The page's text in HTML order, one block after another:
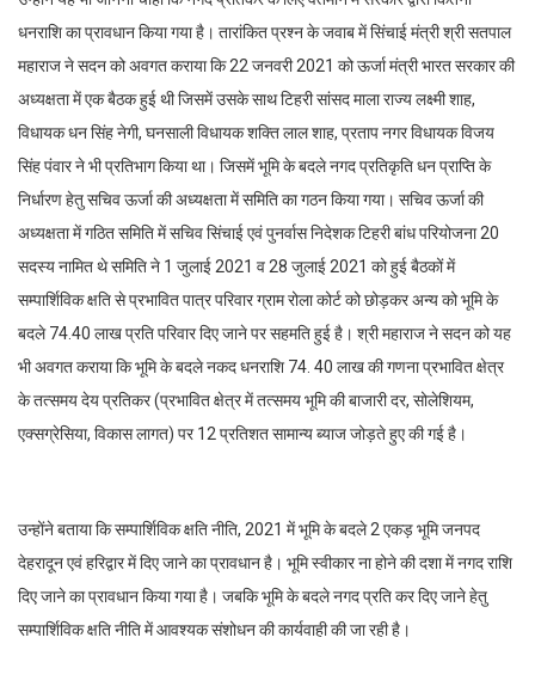
धनराशि का प्रावधान किया गया है। तारांकित प्रश्न के जवाब में सिंचाई मंत्री श्री सतपाल
महाराज ने सदन को अवगत कराया कि 22 जनवरी 2021 को ऊर्जा मंत्री भारत सरकार की
अध्यक्षता में एक बैठक हुई थी जिसमें उसके साथ टिहरी सांसद माला राज्य लक्ष्मी शाह,
विधायक धन सिंह नेगी, घनसाली विधायक शक्ति लाल शाह, प्रताप नगर विधायक विजय
सिंह पंवार ने भी प्रतिभाग किया था। जिसमें भूमि के बदले नगद प्रतिकृति धन प्राप्ति के
निर्धारण हेतु सचिव ऊर्जा की अध्यक्षता में समिति का गठन किया गया। सचिव ऊर्जा की
अध्यक्षता में गठित समिति में सचिव सिंचाई एवं पुनर्वास निदेशक टिहरी बांध परियोजना 20
सदस्य नामित थे समिति ने 1 जुलाई 2021 व 28 जुलाई 2021 को हुई बैठकों में
सम्पार्शिविक क्षति से प्रभावित पात्र परिवार ग्राम रोला कोर्ट को छोड़कर अन्य को भूमि के
बदले 74.40 लाख प्रति परिवार दिए जाने पर सहमति हुई है। श्री महाराज ने सदन को यह
भी अवगत कराया कि भूमि के बदले नकद धनराशि 74. 40 लाख की गणना प्रभावित क्षेत्र
के तत्समय देय प्रतिकर (प्रभावित क्षेत्र में तत्समय भूमि की बाजारी दर, सोलेशियम,
एक्सग्रेसिया, विकास लागत) पर 12 प्रतिशत सामान्य ब्याज जोड़ते हुए की गई है।
उन्होंने बताया कि सम्पार्शिविक क्षति नीति, 2021 में भूमि के बदले 2 एकड़ भूमि जनपद
देहरादून एवं हरिद्वार में दिए जाने का प्रावधान है। भूमि स्वीकार ना होने की दशा में नगद राशि
दिए जाने का प्रावधान किया गया है। जबकि भूमि के बदले नगद प्रति कर दिए जाने हेतु
सम्पार्शिविक क्षति नीति में आवश्यक संशोधन की कार्यवाही की जा रही है।